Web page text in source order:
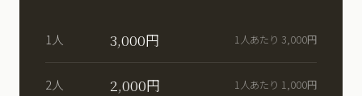
1人 3,000円 1人あたり 3,000円
2人 2,000円 1人あたり 1,000円